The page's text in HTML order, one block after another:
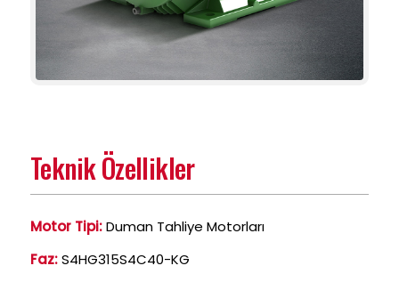
Teknik Özellikler
Motor Tipi:Duman Tahliye Motorları
Faz:S4HG315S4C40-KG